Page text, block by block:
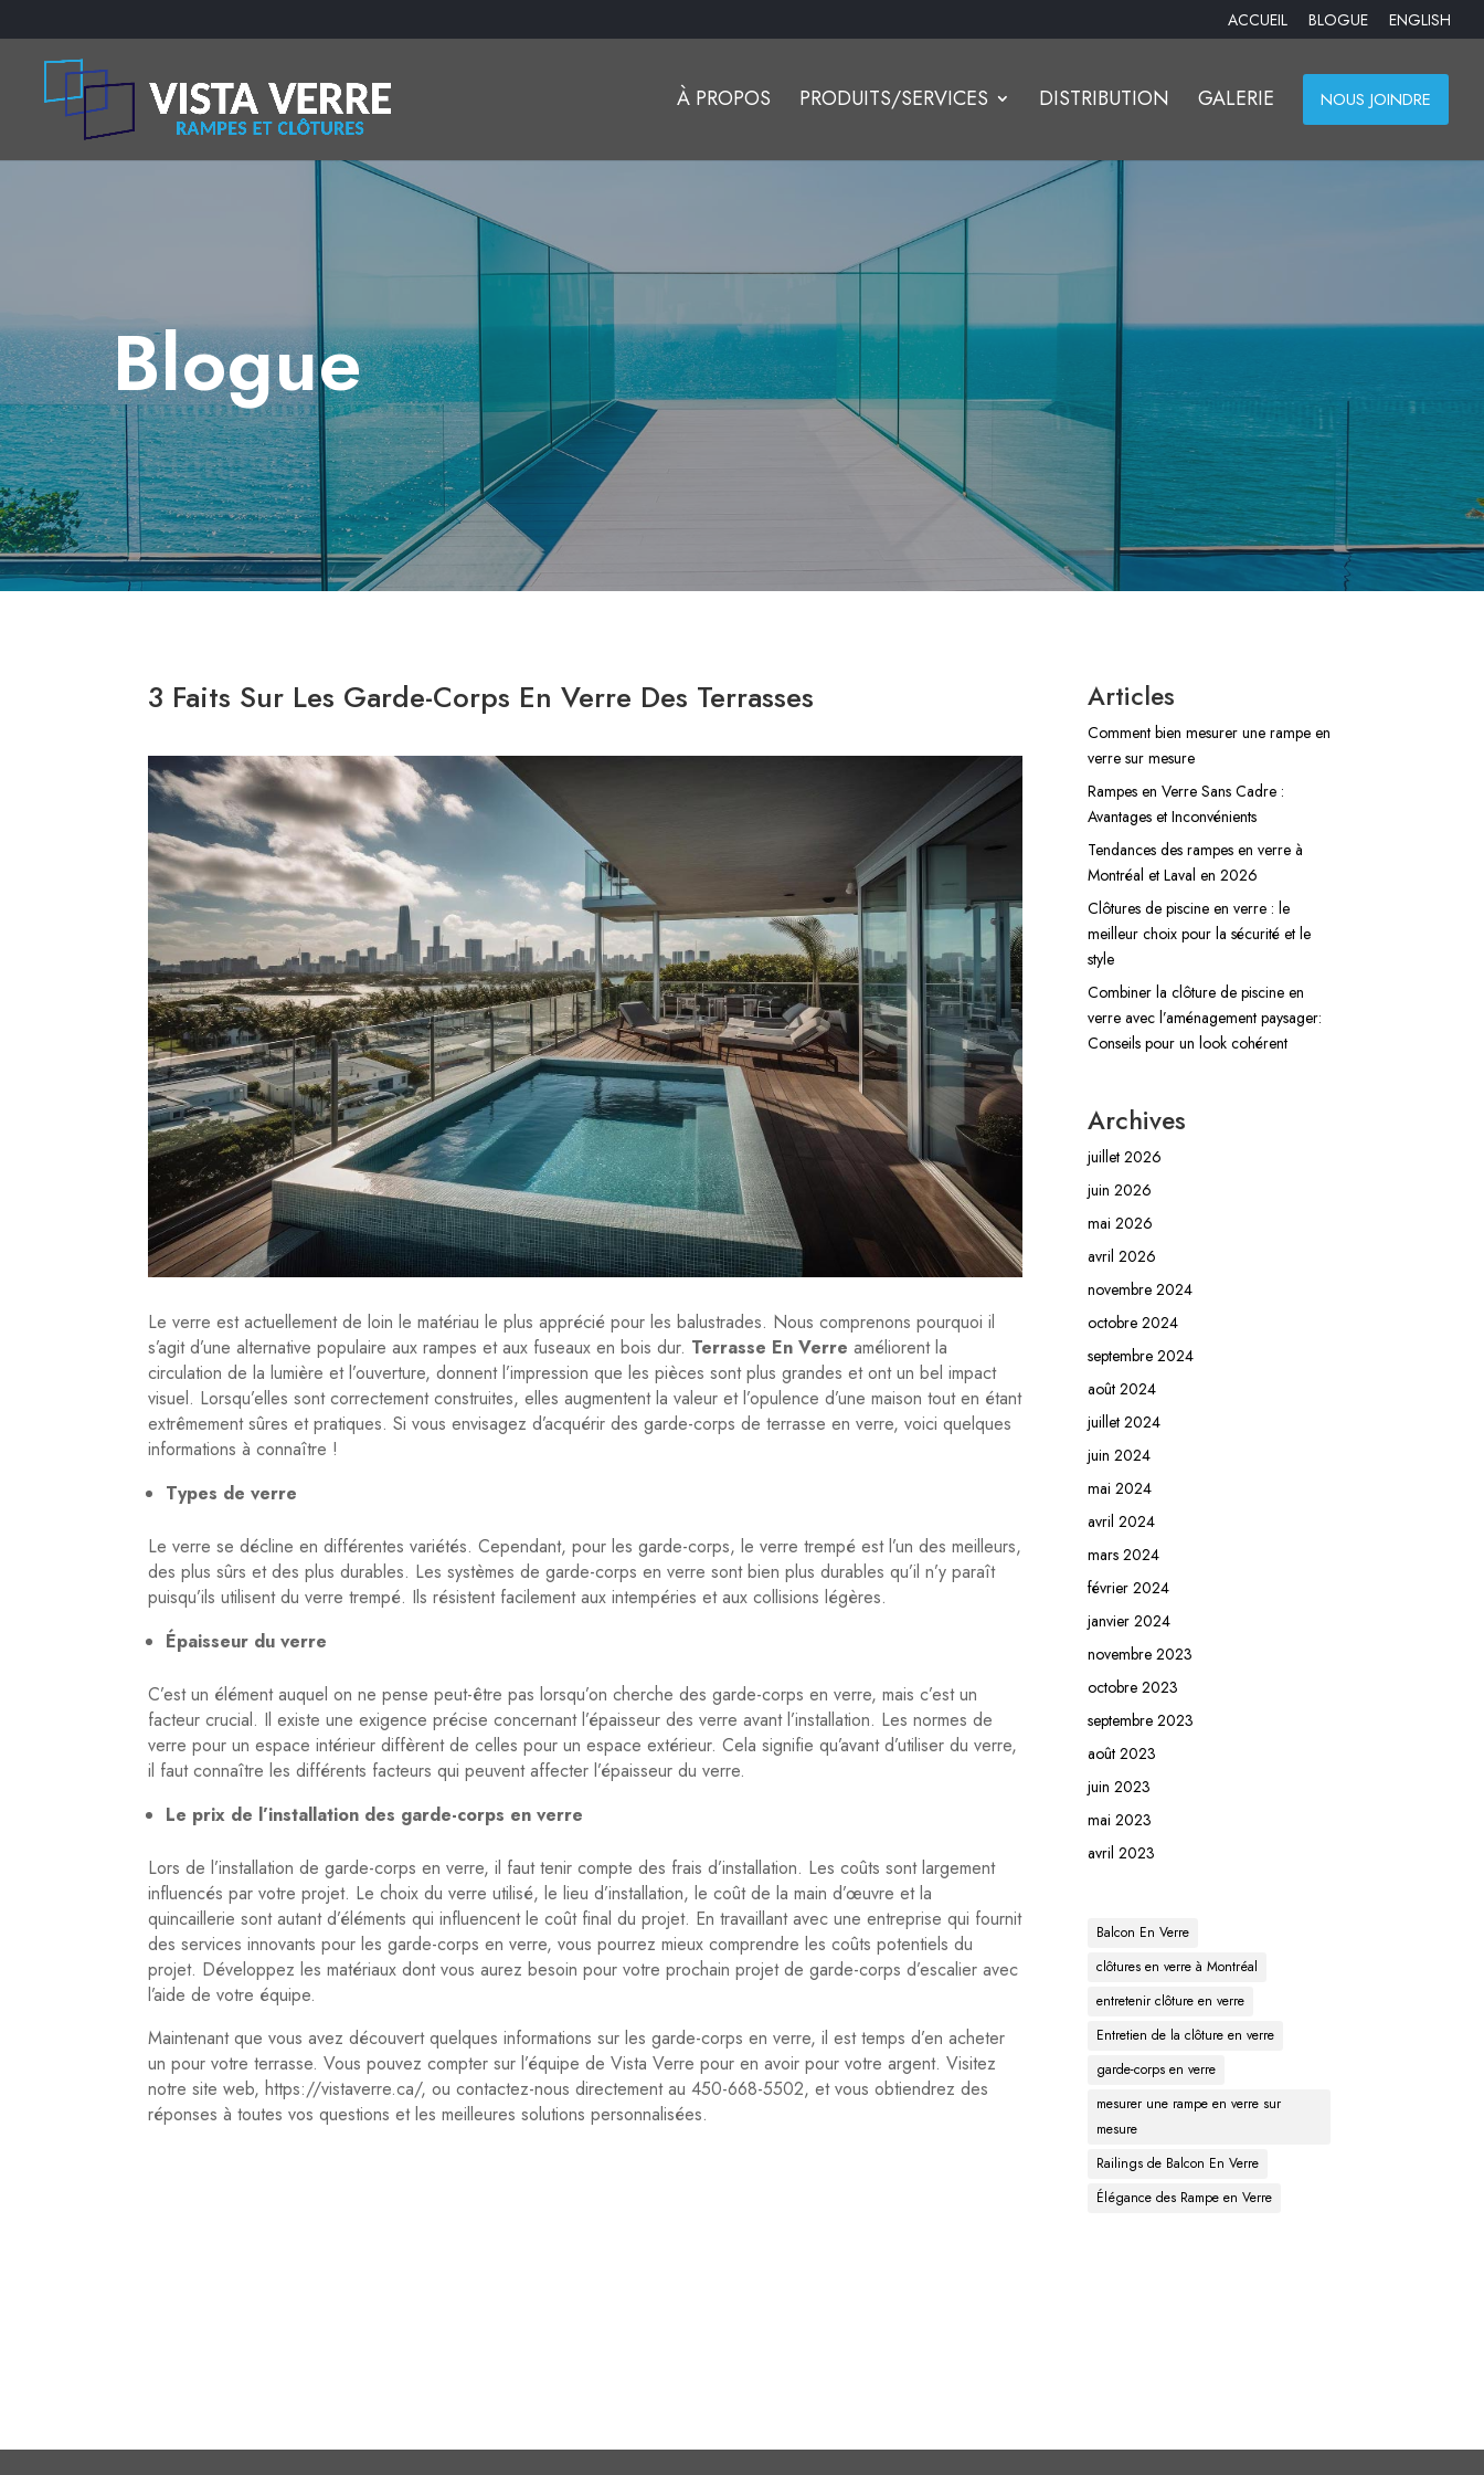
ACCUEIL BLOGUE ENGLISH
À PROPOS PRODUITS/SERVICES DISTRIBUTION GALERIE NOUS JOINDRE
Blogue
3 Faits Sur Les Garde-Corps En Verre Des Terrasses
Le verre est actuellement de loin le matériau le plus apprécié pour les balustrades. Nous comprenons pourquoi il
s’agit d’une alternative populaire aux rampes et aux fuseaux en bois dur. Terrasse En Verre améliorent la
circulation de la lumière et l’ouverture, donnent l’impression que les pièces sont plus grandes et ont un bel impact
visuel. Lorsqu’elles sont correctement construites, elles augmentent la valeur et l’opulence d’une maison tout en étant
extrêmement sûres et pratiques. Si vous envisagez d’acquérir des garde-corps de terrasse en verre, voici quelques
informations à connaître !
Types de verre
Le verre se décline en différentes variétés. Cependant, pour les garde-corps, le verre trempé est l’un des meilleurs,
des plus sûrs et des plus durables. Les systèmes de garde-corps en verre sont bien plus durables qu’il n’y paraît
puisqu’ils utilisent du verre trempé. Ils résistent facilement aux intempéries et aux collisions légères.
Épaisseur du verre
C’est un élément auquel on ne pense peut-être pas lorsqu’on cherche des garde-corps en verre, mais c’est un
facteur crucial. Il existe une exigence précise concernant l’épaisseur des verre avant l’installation. Les normes de
verre pour un espace intérieur diffèrent de celles pour un espace extérieur. Cela signifie qu’avant d’utiliser du verre,
il faut connaître les différents facteurs qui peuvent affecter l’épaisseur du verre.
Le prix de l’installation des garde-corps en verre
Lors de l’installation de garde-corps en verre, il faut tenir compte des frais d’installation. Les coûts sont largement
influencés par votre projet. Le choix du verre utilisé, le lieu d’installation, le coût de la main d’œuvre et la
quincaillerie sont autant d’éléments qui influencent le coût final du projet. En travaillant avec une entreprise qui fournit
des services innovants pour les garde-corps en verre, vous pourrez mieux comprendre les coûts potentiels du
projet. Développez les matériaux dont vous aurez besoin pour votre prochain projet de garde-corps d’escalier avec
l’aide de votre équipe.
Maintenant que vous avez découvert quelques informations sur les garde-corps en verre, il est temps d’en acheter
un pour votre terrasse. Vous pouvez compter sur l’équipe de Vista Verre pour en avoir pour votre argent. Visitez
notre site web, https://vistaverre.ca/, ou contactez-nous directement au 450-668-5502, et vous obtiendrez des
réponses à toutes vos questions et les meilleures solutions personnalisées.
Articles
Comment bien mesurer une rampe en
verre sur mesure
Rampes en Verre Sans Cadre :
Avantages et Inconvénients
Tendances des rampes en verre à
Montréal et Laval en 2026
Clôtures de piscine en verre : le
meilleur choix pour la sécurité et le
style
Combiner la clôture de piscine en
verre avec l’aménagement paysager:
Conseils pour un look cohérent
Archives
juillet 2026
juin 2026
mai 2026
avril 2026
novembre 2024
octobre 2024
septembre 2024
août 2024
juillet 2024
juin 2024
mai 2024
avril 2024
mars 2024
février 2024
janvier 2024
novembre 2023
octobre 2023
septembre 2023
août 2023
juin 2023
mai 2023
avril 2023
Balcon En Verre
clôtures en verre à Montréal
entretenir clôture en verre
Entretien de la clôture en verre
garde-corps en verre
mesurer une rampe en verre sur
mesure
Railings de Balcon En Verre
Élégance des Rampe en Verre